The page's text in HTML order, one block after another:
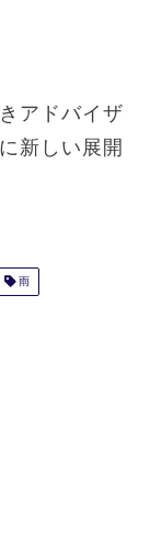
アドバイザ
新しい展開
雨